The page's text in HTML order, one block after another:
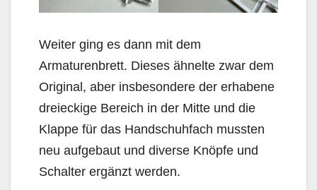
Weiter ging es dann mit dem
Armaturenbrett. Dieses ähnelte zwar dem
Original, aber insbesondere der erhabene
dreieckige Bereich in der Mitte und die
Klappe für das Handschuhfach mussten
neu aufgebaut und diverse Knöpfe und
Schalter ergänzt werden.